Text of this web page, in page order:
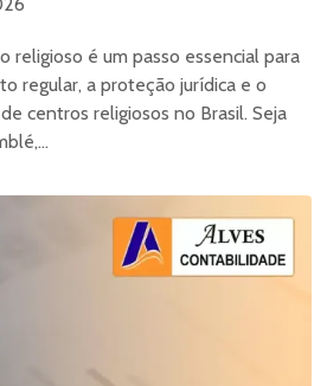
religioso é um passo essencial para
regular, a proteção jurídica e o
centros religiosos no Brasil. Seja